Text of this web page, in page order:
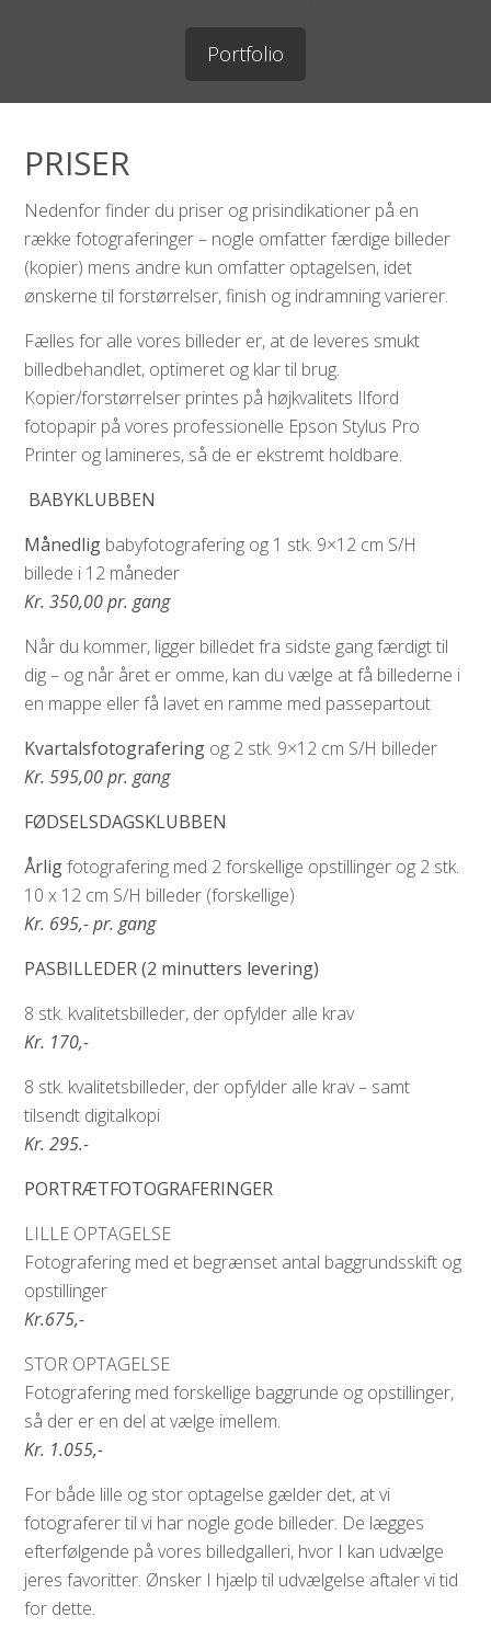
Portfolio
PRISER
Nedenfor finder du priser og prisindikationer på en
række fotograferinger – nogle omfatter færdige billeder
(kopier) mens andre kun omfatter optagelsen, idet
ønskerne til forstørrelser, finish og indramning varierer.
Fælles for alle vores billeder er, at de leveres smukt
billedbehandlet, optimeret og klar til brug.
Kopier/forstørrelser printes på højkvalitets Ilford
fotopapir på vores professionelle Epson Stylus Pro
Printer og lamineres, så de er ekstremt holdbare.
BABYKLUBBEN
Månedlig babyfotografering og 1 stk. 9×12 cm S/H
billede i 12 måneder
Kr. 350,00 pr. gang
Når du kommer, ligger billedet fra sidste gang færdigt til
dig – og når året er omme, kan du vælge at få billederne i
en mappe eller få lavet en ramme med passepartout
Kvartalsfotografering og 2 stk. 9×12 cm S/H billeder
Kr. 595,00 pr. gang
FØDSELSDAGSKLUBBEN
Årligfotografering med 2 forskellige opstillinger og 2 stk.
10 x 12 cm S/H billeder (forskellige)
Kr. 695,- pr. gang
PASBILLEDER (2 minutters levering)
8 stk. kvalitetsbilleder, der opfylder alle krav
Kr. 170,-
8 stk. kvalitetsbilleder, der opfylder alle krav – samt
tilsendt digitalkopi
Kr. 295.-
PORTRÆTFOTOGRAFERINGER
LILLE OPTAGELSE
Fotografering med et begrænset antal baggrundsskift og
opstillinger
Kr.675,-
STOR OPTAGELSE
Fotografering med forskellige baggrunde og opstillinger,
så der er en del at vælge imellem.
Kr. 1.055,-
For både lille og stor optagelse gælder det, at vi
fotograferer til vi har nogle gode billeder. De lægges
efterfølgende på vores billedgalleri, hvor I kan udvælge
jeres favoritter. Ønsker I hjælp til udvælgelse aftaler vi tid
for dette.